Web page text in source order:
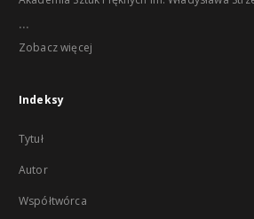
...
Zobacz więcej
Indeksy
Tytuł
Autor
Współtwórca